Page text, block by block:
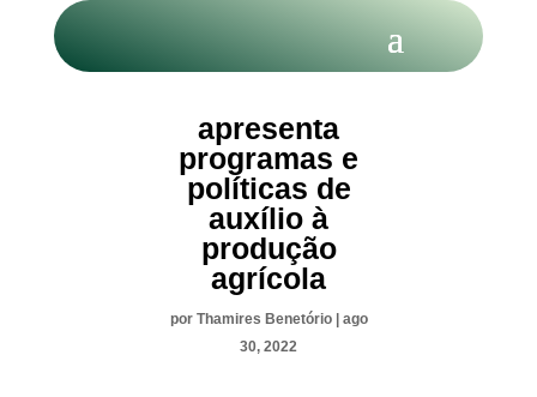
apresenta
programas e
políticas de
auxílio à
produção
agrícola
por Thamires Benetório| ago
30, 2022